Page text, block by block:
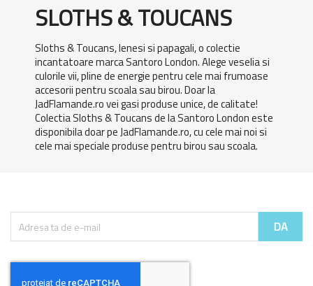
SLOTHS & TOUCANS
Sloths & Toucans, lenesi si papagali, o colectie
incantatoare marca Santoro London. Alege veselia si
culorile vii, pline de energie pentru cele mai frumoase
accesorii pentru scoala sau birou. Doar la
JadFlamande.ro vei gasi produse unice, de calitate!
Colectia Sloths & Toucans de la Santoro London este
disponibila doar pe JadFlamande.ro, cu cele mai noi si
cele mai speciale produse pentru birou sau scoala.